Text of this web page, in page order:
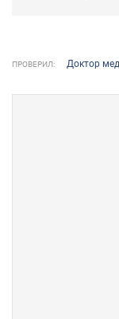
ПРОВЕРИЛ: Доктор